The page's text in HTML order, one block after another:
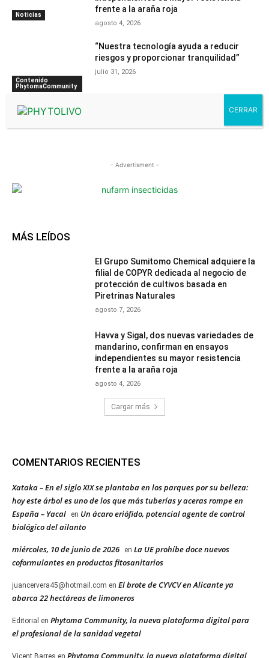
Noticias
frente a la araña roja
agosto 4, 2026
Contenido
PhytomaCommunity
“Nuestra tecnología ayuda a reducir
riesgos y proporcionar tranquilidad”
julio 31, 2026
- Advertisment -
MÁS LEÍDOS
El Grupo Sumitomo Chemical adquiere la
filial de COPYR dedicada al negocio de
protección de cultivos basada en
Piretrinas Naturales
agosto 7, 2026
Havva y Sigal, dos nuevas variedades de
mandarino, confirman en ensayos
independientes su mayor resistencia
frente a la araña roja
agosto 4, 2026
Cargar más
COMENTARIOS RECIENTES
Xataka – En el siglo XIX se plantaba en los parques por su belleza:
hoy este árbol es uno de los que más tuberías y aceras rompe en
España – Yacal
en Un ácaro eriófido, potencial agente de control
biológico del ailanto
miércoles, 10 de junio de 2026 en La UE prohíbe doce nuevos
coformulantes en productos fitosanitarios
juancervera45@hotmail.com en El brote de CYVCV en Alicante ya
abarca 22 hectáreas de limoneros
Editorial en Phytoma Community, la nueva plataforma digital para
el profesional de la sanidad vegetal
Phytoma Community, la nueva plataforma digital